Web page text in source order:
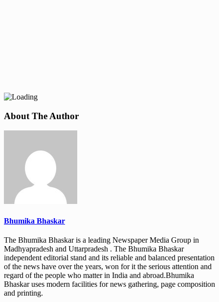
About The Author
Bhumika Bhaskar
The Bhumika Bhaskar is a leading Newspaper Media Group in
Madhyapradesh and Uttarpradesh . The Bhumika Bhaskar
independent editorial stand and its reliable and balanced presentation
of the news have over the years, won for it the serious attention and
regard of the people who matter in India and abroad.Bhumika
Bhaskar uses modern facilities for news gathering, page composition
and printing.